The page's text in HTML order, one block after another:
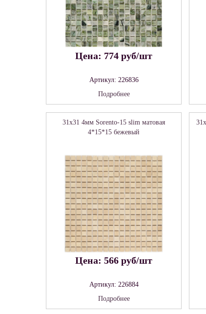
Цена: 774 руб/шт
Артикул: 226836
Подробнее
31x31 4мм Sorento-15 slim матовая
4*15*15 бежевый
Цена: 566 руб/шт
Артикул: 226884
Подробнее